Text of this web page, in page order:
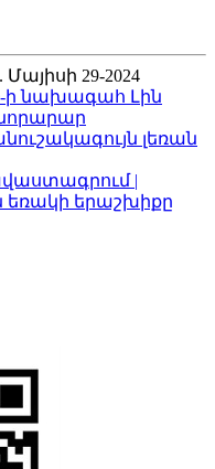
29-2024
ի նախագահ Լին
նորարար
լեռան
|
եռակի երաշխիքը